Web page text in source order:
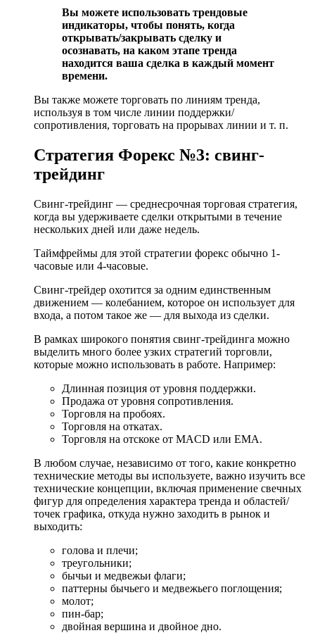
Вы можете использовать трендовые
индикаторы, чтобы понять, когда
открывать/закрывать сделку и
осознавать, на каком этапе тренда
находится ваша сделка в каждый момент
времени.
Вы также можете торговать по линиям тренда,
используя в том числе линии поддержки/
сопротивления, торговать на прорывах линии и т. п.
Стратегия Форекс №3: свинг-
трейдинг
Свинг-трейдинг — среднесрочная торговая стратегия,
когда вы удерживаете сделки открытыми в течение
нескольких дней или даже недель.
Таймфреймы для этой стратегии форекс обычно 1-
часовые или 4-часовые.
Свинг-трейдер охотится за одним единственным
движением — колебанием, которое он использует для
входа, а потом такое же — для выхода из сделки.
В рамках широкого понятия свинг-трейдинга можно
выделить много более узких стратегий торговли,
которые можно использовать в работе. Например:
Длинная позиция от уровня поддержки.
Продажа от уровня сопротивления.
Торговля на пробоях.
Торговля на откатах.
Торговля на отскоке от MACD или EMA.
В любом случае, независимо от того, какие конкретно
технические методы вы используете, важно изучить все
технические концепции, включая применение свечных
фигур для определения характера тренда и областей/
точек графика, откуда нужно заходить в рынок и
выходить:
голова и плечи;
треугольники;
бычьи и медвежьи флаги;
паттерны бычьего и медвежьего поглощения;
молот;
пин-бар;
двойная вершина и двойное дно.